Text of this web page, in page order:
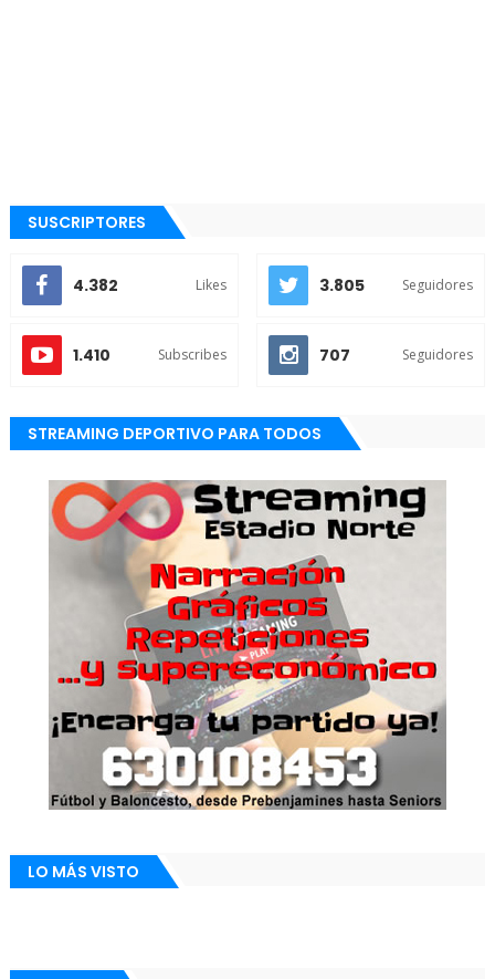
SUSCRIPTORES
4.382 Likes 3.805 Seguidores
1.410 Subscribes 707 Seguidores
STREAMING DEPORTIVO PARA TODOS
LO MÁS VISTO